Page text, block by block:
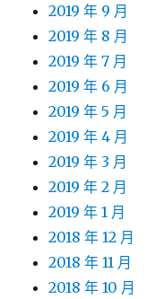
2019 年 9 月
2019 年 8 月
2019 年 7 月
2019 年 6 月
2019 年 5 月
2019 年 4 月
2019 年 3 月
2019 年 2 月
2019 年 1 月
2018 年 12 月
2018 年 11 月
2018 年 10 月